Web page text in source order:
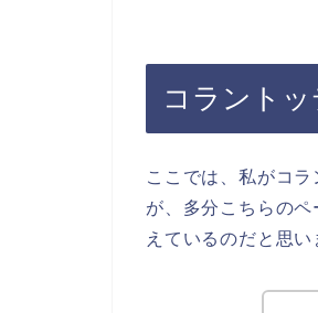
コラント
ここでは、私がコ
が、多分こちらの
えているのだと思い